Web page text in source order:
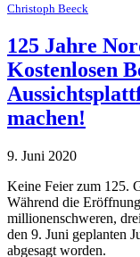
Christoph Beeck
125 Jahre
Kostenlosen
machen!
9. Juni 2020
Keine Feier zum 125.
Während die
millionenschweren,
den 9. Juni geplanten
abgesagt worden.